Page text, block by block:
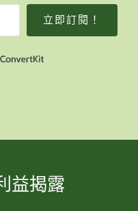
立即訂閱！
益揭露